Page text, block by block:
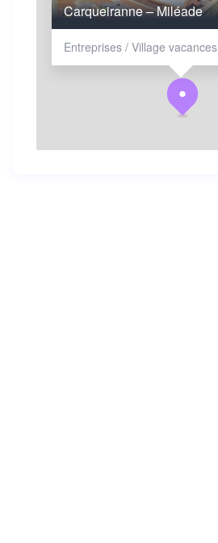
Carqueiranne – Miléade
Entreprises / Village vacances